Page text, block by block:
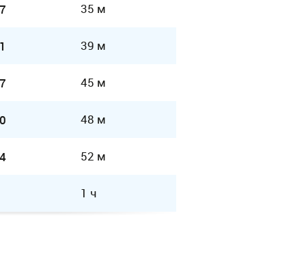
35 м
39 м
45 м
48 м
52 м
1 ч